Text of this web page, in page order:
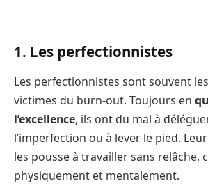
1. Les perfectionnistes
Les perfectionnistes sont souvent
victimes du burn-out. Toujours en
l’excellence, ils ont du mal à
l’imperfection ou à lever le pied. Leur
les pousse à travailler sans relâche,
physiquement et mentalement.